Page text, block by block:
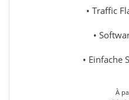
• Traffic
•
• Einfache
À